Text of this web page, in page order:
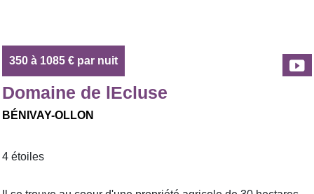
350 à 1085 € par nuit
Domaine de lEcluse
BÉNIVAY-OLLON
4 étoiles